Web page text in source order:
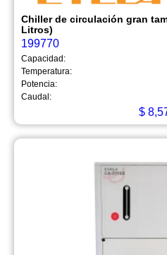
Chiller de circulación gran
Litros)
199770
Capacidad:
Temperatura:
Potencia:
Caudal:
$